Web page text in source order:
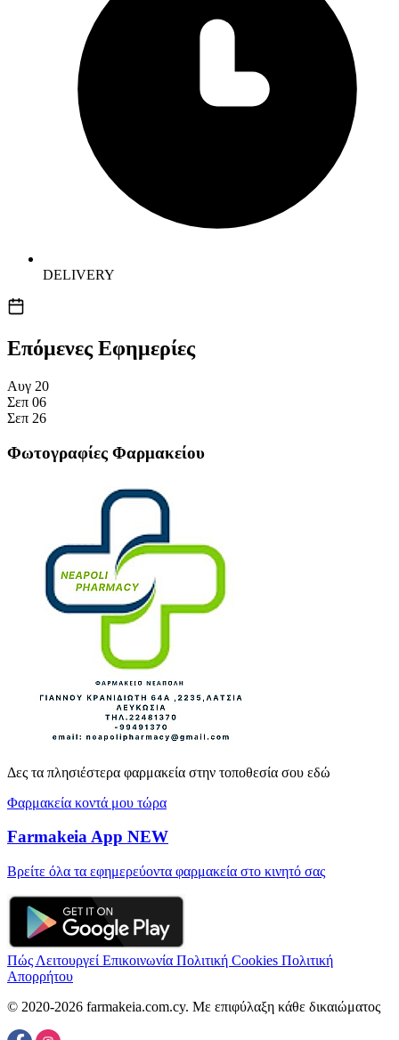
DELIVERY
Επόμενες Εφημερίες
Αυγ 20
Σεπ 06
Σεπ 26
Φωτογραφίες Φαρμακείου
Δες τα πλησιέστερα φαρμακεία στην τοποθεσία σου εδώ
Φαρμακεία κοντά μου τώρα
Farmakeia App NEW
Βρείτε όλα τα εφημερεύοντα φαρμακεία στο κινητό σας
Πώς Λειτουργεί Επικοινωνία Πολιτική Cookies Πολιτική
Απορρήτου
© 2020-2026 farmakeia.com.cy. Με επιφύλαξη κάθε δικαιώματος